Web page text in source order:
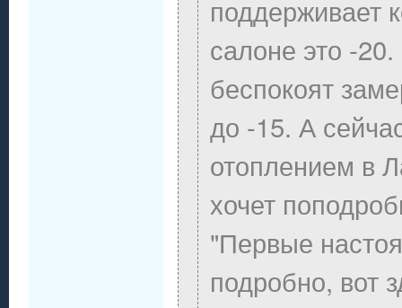
поддерживает
салоне это -
беспокоят
до -15. А
отоплением в
хочет
"Первые
подробно, вот